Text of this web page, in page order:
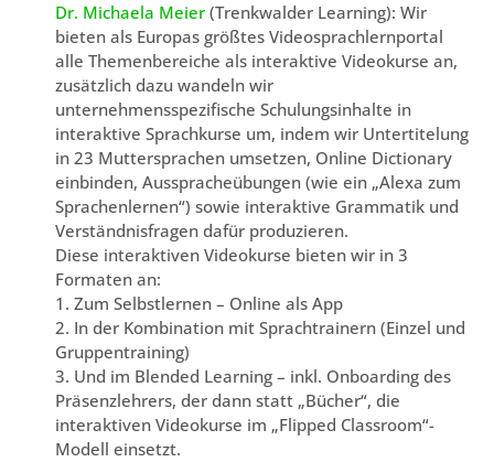
Dr. Michaela Meier (Trenkwalder Learning): Wir
bieten als Europas größtes Videosprachlernportal
alle Themenbereiche als interaktive Videokurse an,
zusätzlich dazu wandeln wir
unternehmensspezifische Schulungsinhalte in
interaktive Sprachkurse um, indem wir Untertitelung
in 23 Muttersprachen umsetzen, Online Dictionary
einbinden, Ausspracheübungen (wie ein „Alexa zum
Sprachenlernen“) sowie interaktive Grammatik und
Verständnisfragen dafür produzieren.
Diese interaktiven Videokurse bieten wir in 3
Formaten an:
1. Zum Selbstlernen – Online als App
2. In der Kombination mit Sprachtrainern (Einzel und
Gruppentraining)
3. Und im Blended Learning – inkl. Onboarding des
Präsenzlehrers, der dann statt „Bücher“, die
interaktiven Videokurse im „Flipped Classroom“-
Modell einsetzt.